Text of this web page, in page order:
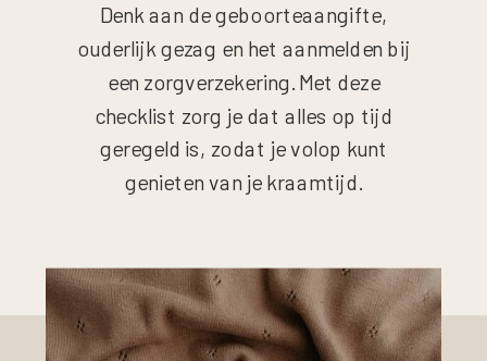
Denk aan de geboorteaangifte,
ouderlijk gezag en het aanmelden bij
een zorgverzekering. Met deze
checklist zorg je dat alles op tijd
geregeld is, zodat je volop kunt
genieten van je kraamtijd.